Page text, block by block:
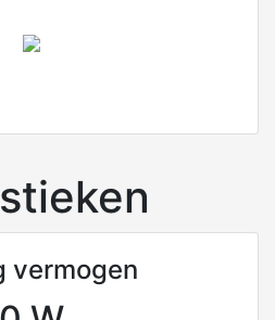
vermogen